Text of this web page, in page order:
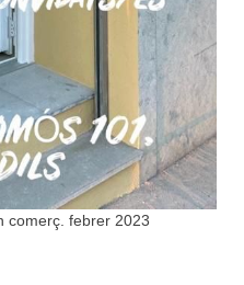
comerç. febrer 2023